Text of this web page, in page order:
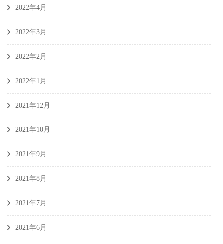
2022年4月
2022年3月
2022年2月
2022年1月
2021年12月
2021年10月
2021年9月
2021年8月
2021年7月
2021年6月